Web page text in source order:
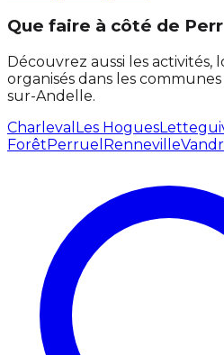
Que faire à côté de
Découvrez aussi les activités,
organisés dans les
sur-Andelle.
Charleval Les Hogues
ForêtPerruel Renneville